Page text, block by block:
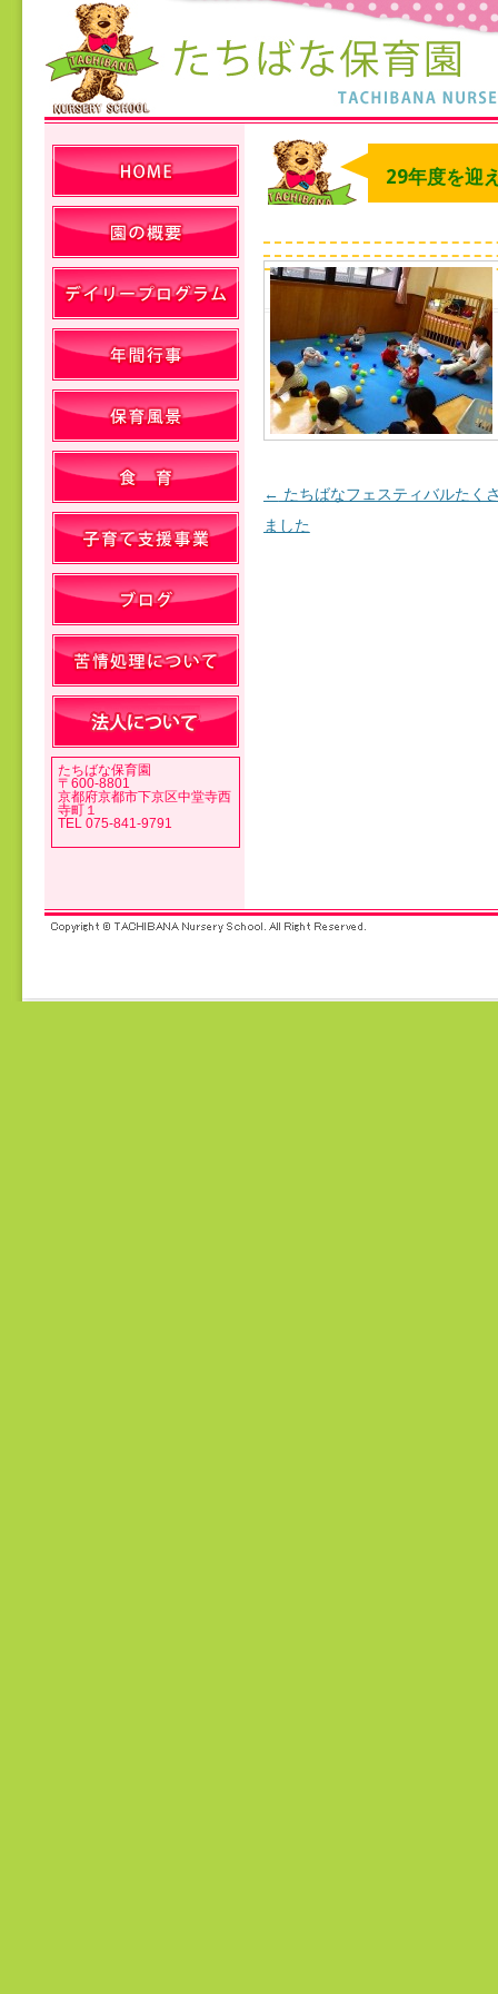
29年度を迎
投稿ナビゲーション
← たちばなフェスティバルたく
ました
たちばな保育園
〒600-8801
京都府京都市下京区中堂寺西
寺町１
TEL 075-841-9791